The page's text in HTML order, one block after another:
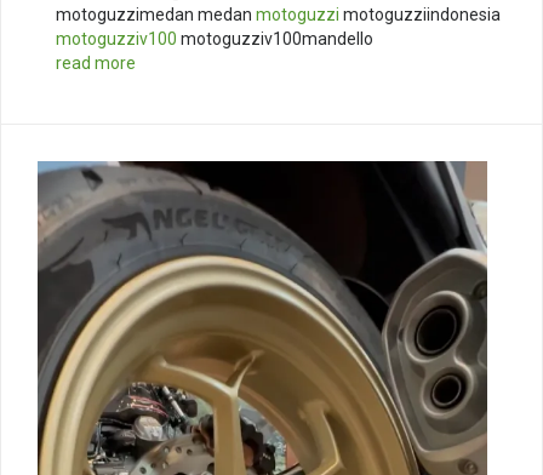
motoguzzimedan medan motoguzzi motoguzziindonesia
motoguzziv100 motoguzziv100mandello
read more